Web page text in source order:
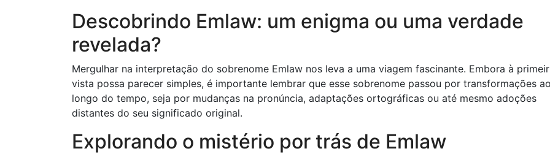
Descobrindo Emlaw: um enigma ou uma verdade
revelada?
Mergulhar na interpretação do sobrenome Emlaw nos leva a uma viagem fascinante. Embora à
vista possa parecer simples, é importante lembrar que esse sobrenome passou por transformações ao
longo do tempo, seja por mudanças na pronúncia, adaptações ortográficas ou até mesmo adoções
distantes do seu significado original.
Explorando o mistério por trás de Emlaw